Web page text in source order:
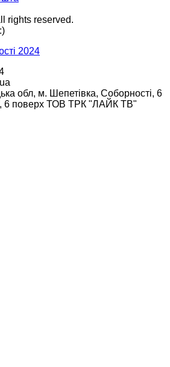
rights reserved.
:)
2024
обл, м. Шепетівка, Соборності, 6
6 поверх ТОВ ТРК "ЛАЙК ТВ"